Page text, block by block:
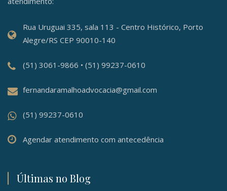
Rua Uruguai 335, sala 113 - Centro Histórico, Porto
Alegre/RS CEP 90010-140
(51) 3061-9866 • (51) 99237-0610
fernandaramalhoadvocacia@gmail.com
(51) 99237-0610
Agendar atendimento com antecedência
Últimas no Blog